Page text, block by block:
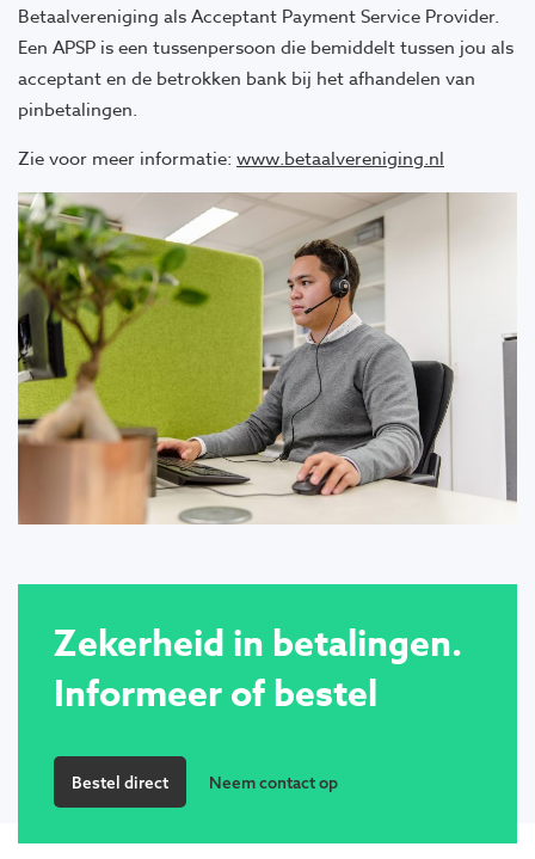
Betaalvereniging als Acceptant Payment Service Provider.
Een APSP is een tussenpersoon die bemiddelt tussen jou als
acceptant en de betrokken bank bij het afhandelen van
pinbetalingen.
Zie voor meer informatie: www.betaalvereniging.nl
Zekerheid in betalingen.
Informeer of bestel
Bestel direct Neem contact op